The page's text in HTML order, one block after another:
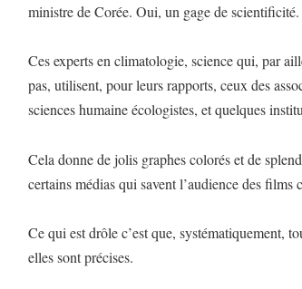
ministre de Corée. Oui, un gage de scientificité.
Ces experts en climatologie, science qui, par
pas, utilisent, pour leurs rapports, ceux des
sciences humaine écologistes, et quelques
Cela donne de jolis graphes colorés et de
certains médias qui savent l’audience des films
Ce qui est drôle c’est que, systématiquement,
elles sont précises.